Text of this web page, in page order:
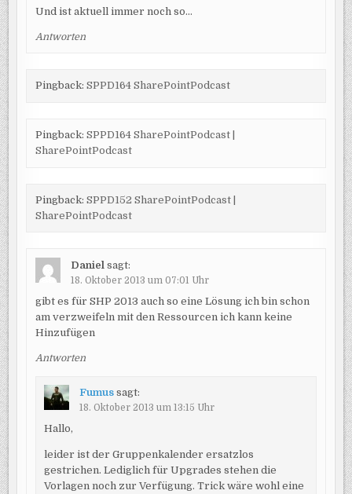
Und ist aktuell immer noch so…
Antworten
Pingback: SPPD164 SharePointPodcast
Pingback: SPPD164 SharePointPodcast |
SharePointPodcast
Pingback: SPPD152 SharePointPodcast |
SharePointPodcast
Daniel sagt:
18. Oktober 2013 um 07:01 Uhr
gibt es für SHP 2013 auch so eine Lösung ich bin schon
am verzweifeln mit den Ressourcen ich kann keine
Hinzufügen
Antworten
Fumus sagt:
18. Oktober 2013 um 13:15 Uhr
Hallo,
leider ist der Gruppenkalender ersatzlos
gestrichen. Lediglich für Upgrades stehen die
Vorlagen noch zur Verfügung. Trick wäre wohl eine